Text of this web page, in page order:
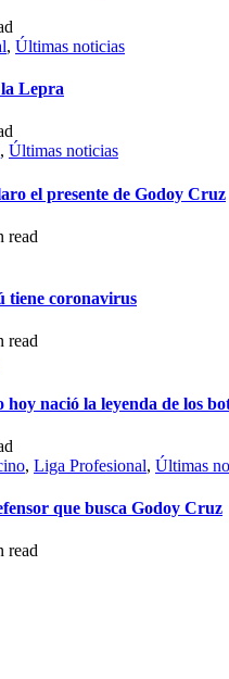
, Últimas noticias
Lepra
, Últimas noticias
el presente de Godoy Cruz
read
tiene coronavirus
read
nació la leyenda de los
, Liga Profesional, Últimas
que busca Godoy Cruz
read